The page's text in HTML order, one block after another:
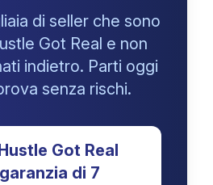
di seller che sono
Got Real e non
indietro. Parti oggi
senza rischi.
Got Real
di 7